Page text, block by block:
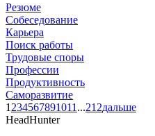
Резюме
Собеседование
Карьера
Поиск работы
Трудовые споры
Профессии
Продуктивность
Саморазвитие
1 234567891011 ...212дальше
HeadHunter